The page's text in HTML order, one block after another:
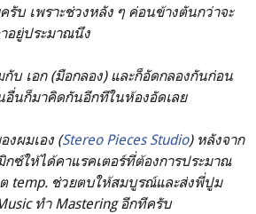
บ เพราะช่วงหลัง ๆ ค่อนข้างตันกว่าจะ
อยู่ประมาณนึง
บ เอก (มือกลอง) และก็อัดกลองกันก่อน
อื่นก็มาคิดกันอีกทีในห้องอัดเลย
งผมเอง (Stereo Pieces Studio) หลังจาก
กซ์ให้ได้คาแรคเตอร์ที่ต้องการประมาณ
temp. ช่วยตบให้สมบูรณ์และส่งพี่ปูม
ทำ Mastering อีกทีครับ